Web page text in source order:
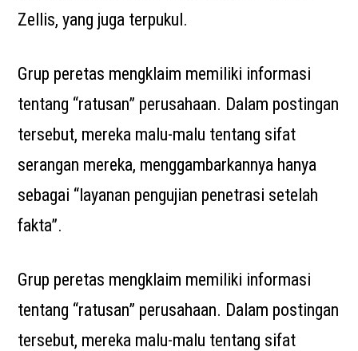
Zellis, yang juga terpukul.
Grup peretas mengklaim memiliki informasi
tentang “ratusan” perusahaan. Dalam postingan
tersebut, mereka malu-malu tentang sifat
serangan mereka, menggambarkannya hanya
sebagai “layanan pengujian penetrasi setelah
fakta”.
Grup peretas mengklaim memiliki informasi
tentang “ratusan” perusahaan. Dalam postingan
tersebut, mereka malu-malu tentang sifat